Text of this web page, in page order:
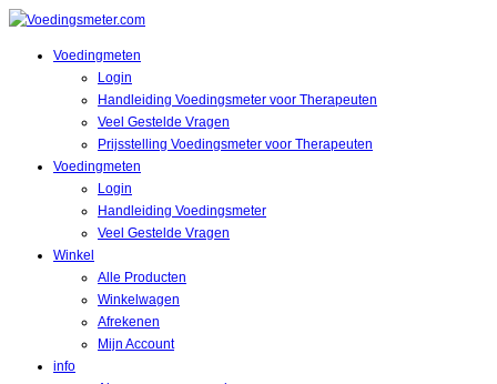
Voedingmeten
Login
Handleiding Voedingsmeter voor Therapeuten
Veel Gestelde Vragen
Prijsstelling Voedingsmeter voor Therapeuten
Voedingmeten
Login
Handleiding Voedingsmeter
Veel Gestelde Vragen
Winkel
Alle Producten
Winkelwagen
Afrekenen
Mijn Account
info